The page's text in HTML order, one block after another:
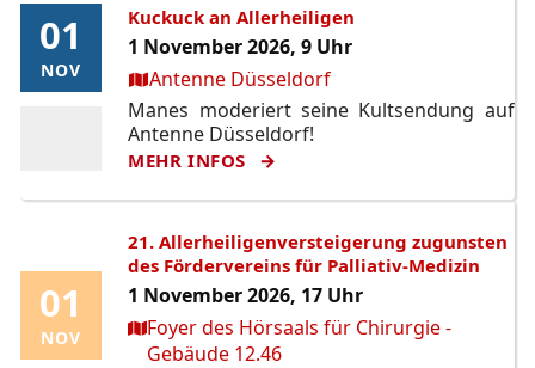
01
NOV
01
NOV
Kuckuck an Allerheiligen
1 November 2026, 9 Uhr
Ort:Antenne Düsseldorf
Manes moderiert seine Kultsendung auf
Antenne Düsseldorf!
MEHR INFOS
01
NOV
01
NOV
21. Allerheiligenversteigerung zugunsten
des Fördervereins für Palliativ-Medizin
1 November 2026, 17 Uhr
Ort:Foyer des Hörsaals für Chirurgie -
Gebäude 12.46